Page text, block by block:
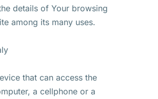
details of Your browsing
among its many uses.
that can access the
a cellphone or a